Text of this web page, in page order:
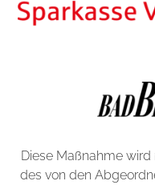
Diese Maßnahme
des von den